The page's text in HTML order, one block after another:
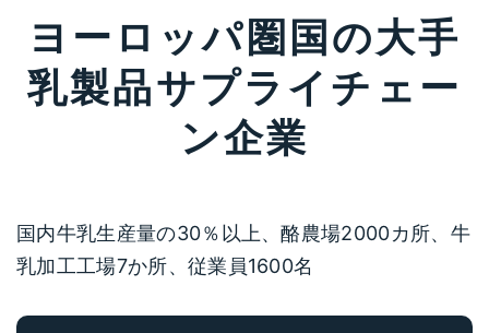
ヨーロッパ圏国の大手
乳製品サプライチェー
ン企業
国内牛乳生産量の30％以上、酪農場2000カ所、牛
乳加工工場7か所、従業員1600名